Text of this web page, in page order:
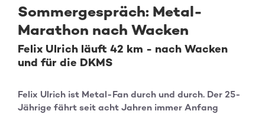
Sommergespräch: Metal-
Marathon nach Wacken
Felix Ulrich läuft 42 km - nach Wacken
und für die DKMS
Felix Ulrich ist Metal-Fan durch und durch. Der 25-
Jährige fährt seit acht Jahren immer Anfang